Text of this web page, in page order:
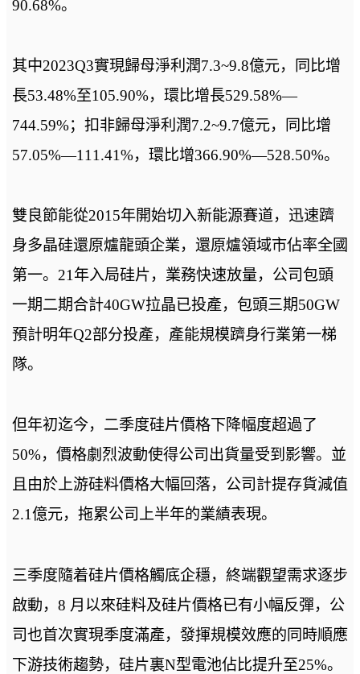
90.68%。
其中2023Q3實現歸母淨利潤7.3~9.8億元，同比增
長53.48%至105.90%，環比增長529.58%—
744.59%；扣非歸母淨利潤7.2~9.7億元，同比增
57.05%—111.41%，環比增366.90%—528.50%。
雙良節能從2015年開始切入新能源賽道，迅速躋
身多晶硅還原爐龍頭企業，還原爐領域市佔率全國
第一。21年入局硅片，業務快速放量，公司包頭
一期二期合計40GW拉晶已投產，包頭三期50GW
預計明年Q2部分投產，產能規模躋身行業第一梯
隊。
但年初迄今，二季度硅片價格下降幅度超過了
50%，價格劇烈波動使得公司出貨量受到影響。並
且由於上游硅料價格大幅回落，公司計提存貨減值
2.1億元，拖累公司上半年的業績表現。
三季度隨着硅片價格觸底企穩，終端觀望需求逐步
啟動，8 月以來硅料及硅片價格已有小幅反彈，公
司也首次實現季度滿產，發揮規模效應的同時順應
下游技術趨勢，硅片裏N型電池佔比提升至25%。